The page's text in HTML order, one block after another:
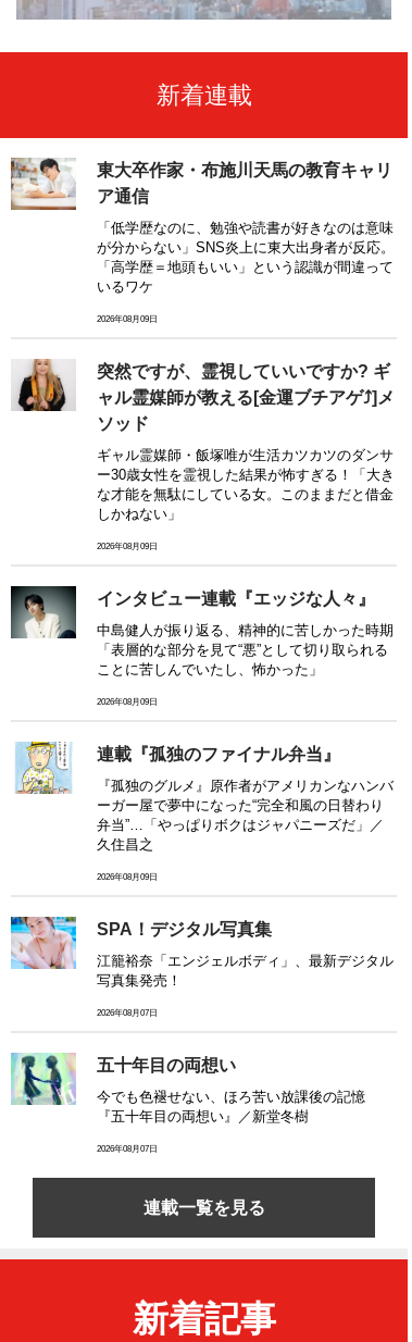
新着連載
東大卒作家・布施川天馬の教育キャリ
ア通信
「低学歴なのに、勉強や読書が好きなのは意味
が分からない」SNS炎上に東大出身者が反応。
「高学歴＝地頭もいい」という認識が間違って
いるワケ
2026年08月09日
突然ですが、霊視していいですか? ギ
ャル霊媒師が教える[金運ブチアゲ⤴]メ
ソッド
ギャル霊媒師・飯塚唯が生活カツカツのダンサ
ー30歳女性を霊視した結果が怖すぎる！「大き
な才能を無駄にしている女。このままだと借金
しかねない」
2026年08月09日
インタビュー連載『エッジな人々』
中島健人が振り返る、精神的に苦しかった時期
「表層的な部分を見て“悪”として切り取られる
ことに苦しんでいたし、怖かった」
2026年08月09日
連載『孤独のファイナル弁当』
『孤独のグルメ』原作者がアメリカンなハンバ
ーガー屋で夢中になった“完全和風の日替わり
弁当”…「やっぱりボクはジャパニーズだ」／
久住昌之
2026年08月09日
SPA！デジタル写真集
江籠裕奈「エンジェルボディ」、最新デジタル
写真集発売！
2026年08月07日
五十年目の両想い
今でも色褪せない、ほろ苦い放課後の記憶
『五十年目の両想い』／新堂冬樹
2026年08月07日
連載一覧を見る
新着記事